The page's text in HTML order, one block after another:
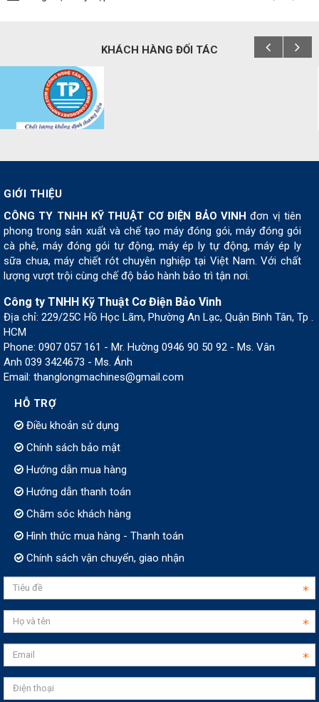
KHÁCH HÀNG ĐỐI TÁC
GIỚI THIỆU
CÔNG TY TNHH KỸ THUẬT CƠ ĐIỆN BẢO VINH đơn vị tiên
phong trong sản xuất và chế tạo máy đóng gói, máy đóng gói
cà phê, máy đóng gói tự động, máy ép ly tự động, máy ép ly
sữa chua, máy chiết rót chuyên nghiệp tại Việt Nam. Với chất
lượng vượt trội cùng chế độ bảo hành bảo trì tận nơi.
Công ty TNHH Kỹ Thuật Cơ Điện Bảo Vinh
Địa chỉ: 229/25C Hồ Học Lãm, Phường An Lạc, Quận Bình Tân, Tp .
HCM
Phone: 0907 057 161 - Mr. Hường 0946 90 50 92 - Ms. Vân
Anh 039 3424673 - Ms. Ánh
Email: thanglongmachines@gmail.com
HỖ TRỢ
Điều khoản sử dụng
Chính sách bảo mật
Hướng dẫn mua hàng
Hướng dẫn thanh toán
Chăm sóc khách hàng
Hình thức mua hàng - Thanh toán
Chính sách vận chuyển, giao nhận